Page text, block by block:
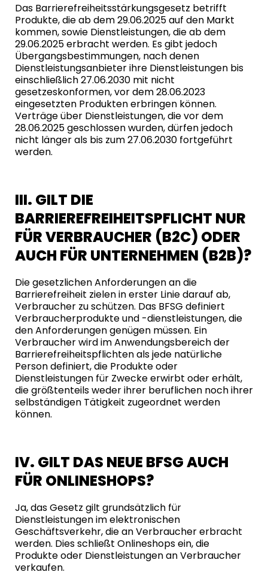
Das Barrierefreiheitsstärkungsgesetz betrifft
Produkte, die ab dem 29.06.2025 auf den Markt
kommen, sowie Dienstleistungen, die ab dem
29.06.2025 erbracht werden. Es gibt jedoch
Übergangsbestimmungen, nach denen
Dienstleistungsanbieter ihre Dienstleistungen bis
einschließlich 27.06.2030 mit nicht
gesetzeskonformen, vor dem 28.06.2023
eingesetzten Produkten erbringen können.
Verträge über Dienstleistungen, die vor dem
28.06.2025 geschlossen wurden, dürfen jedoch
nicht länger als bis zum 27.06.2030 fortgeführt
werden.
III. GILT DIE
BARRIEREFREIHEITSPFLICHT NUR
FÜR VERBRAUCHER (B2C) ODER
AUCH FÜR UNTERNEHMEN (B2B)?
Die gesetzlichen Anforderungen an die
Barrierefreiheit zielen in erster Linie darauf ab,
Verbraucher zu schützen. Das BFSG definiert
Verbraucherprodukte und -dienstleistungen, die
den Anforderungen genügen müssen. Ein
Verbraucher wird im Anwendungsbereich der
Barrierefreiheitspflichten als jede natürliche
Person definiert, die Produkte oder
Dienstleistungen für Zwecke erwirbt oder erhält,
die größtenteils weder ihrer beruflichen noch ihrer
selbständigen Tätigkeit zugeordnet werden
können.
IV. GILT DAS NEUE BFSG AUCH
FÜR ONLINESHOPS?
Ja, das Gesetz gilt grundsätzlich für
Dienstleistungen im elektronischen
Geschäftsverkehr, die an Verbraucher erbracht
werden. Dies schließt Onlineshops ein, die
Produkte oder Dienstleistungen an Verbraucher
verkaufen.